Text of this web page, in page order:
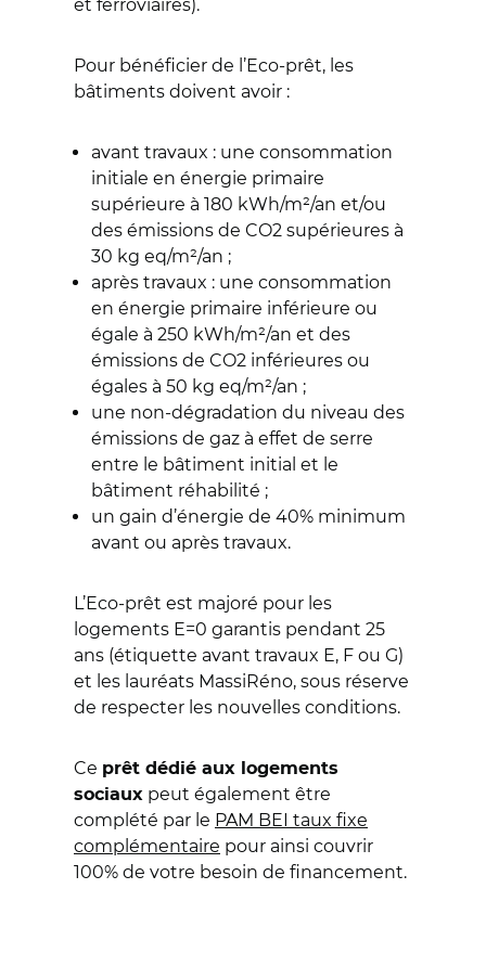
et ferroviaires).
Pour bénéficier de l’Eco-prêt, les
bâtiments doivent avoir :
avant travaux : une consommation
initiale en énergie primaire
supérieure à 180 kWh/m²/an et/ou
des émissions de CO2 supérieures à
30 kg eq/m²/an ;
après travaux : une consommation
en énergie primaire inférieure ou
égale à 250 kWh/m²/an et des
émissions de CO2 inférieures ou
égales à 50 kg eq/m²/an ;
une non-dégradation du niveau des
émissions de gaz à effet de serre
entre le bâtiment initial et le
bâtiment réhabilité ;
un gain d’énergie de 40% minimum
avant ou après travaux.
L’Eco-prêt est majoré pour les
logements E=0 garantis pendant 25
ans (étiquette avant travaux E, F ou G)
et les lauréats MassiRéno, sous réserve
de respecter les nouvelles conditions.
Ce prêt dédié aux logements
sociaux peut également être
complété par le PAM BEI taux fixe
complémentaire pour ainsi couvrir
100% de votre besoin de financement.